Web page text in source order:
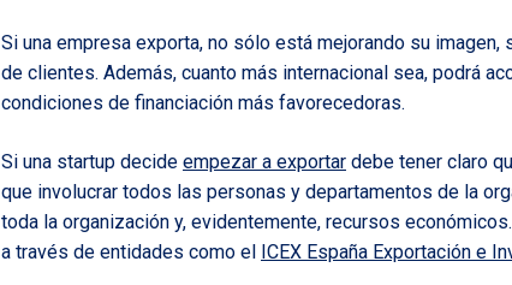
Si una empresa exporta, no sólo está mejorando su
de clientes. Además, cuanto más internacional sea, podrá
condiciones de financiación más favorecedoras.
Si una startup decide empezar a exportar debe tener claro
que involucrar todos las personas y departamentos de la
toda la organización y, evidentemente, recursos
a través de entidades como el ICEX España Exportación e